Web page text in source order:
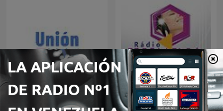
Radio Unión Mt. Fuji Radio Ilumina